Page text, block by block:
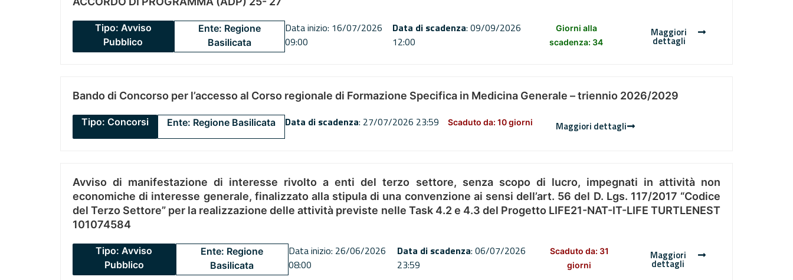
Tipo: Avviso
Pubblico
Ente: Regione
Basilicata
Data inizio: 16/07/2026
09:00
Data di scadenza: 09/09/2026
12:00
Giorni alla
scadenza: 34
Maggiori
dettagli
Bando di Concorso per l’accesso al Corso regionale di Formazione Specifica in Medicina Generale – triennio 2026/2029
Tipo: Concorsi Ente: Regione Basilicata Data di scadenza: 27/07/2026 23:59 Scaduto da: 10 giorni Maggiori dettagli
Avviso di manifestazione di interesse rivolto a enti del terzo settore, senza scopo di lucro, impegnati in attività non
economiche di interesse generale, finalizzato alla stipula di una convenzione ai sensi dell’art. 56 del D. Lgs. 117/2017 “Codice
del Terzo Settore” per la realizzazione delle attività previste nelle Task 4.2 e 4.3 del Progetto LIFE21-NAT-IT-LIFE TURTLENEST
101074584
Tipo: Avviso
Pubblico
Ente: Regione
Basilicata
Data inizio: 26/06/2026
08:00
Data di scadenza: 06/07/2026
23:59
Scaduto da: 31
giorni
Maggiori
dettagli